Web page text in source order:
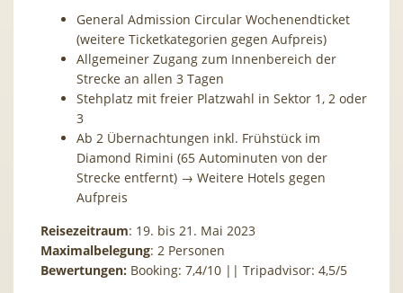
General Admission Circular Wochenendticket
(weitere Ticketkategorien gegen Aufpreis)
Allgemeiner Zugang zum Innenbereich der
Strecke an allen 3 Tagen
Stehplatz mit freier Platzwahl in Sektor 1, 2 oder
3
Ab 2 Übernachtungen inkl. Frühstück im
Diamond Rimini (65 Autominuten von der
Strecke entfernt) → Weitere Hotels gegen
Aufpreis
Reisezeitraum: 19. bis 21. Mai 2023
Maximalbelegung: 2 Personen
Bewertungen: Booking: 7,4/10 || Tripadvisor: 4,5/5